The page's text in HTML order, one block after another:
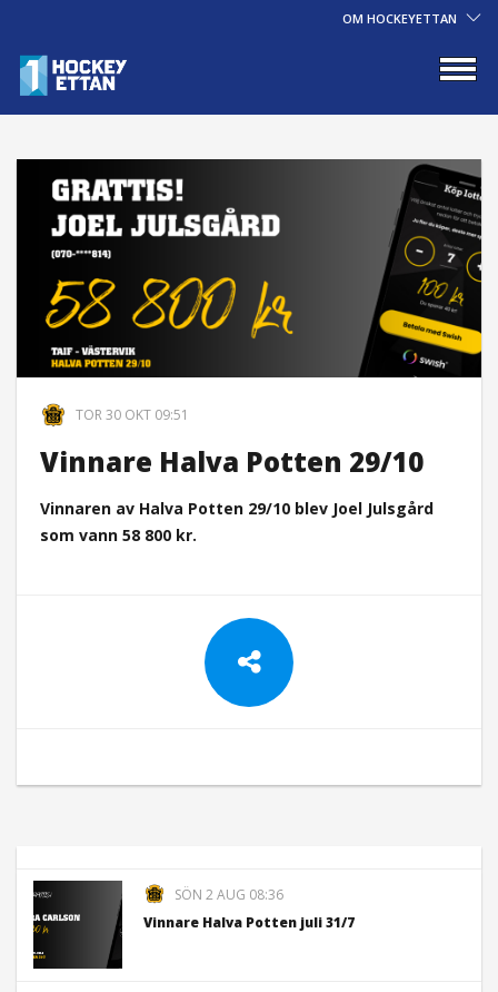
OM HOCKEYETTAN
TOR 30 OKT 09:51
Vinnare Halva Potten 29/10
Vinnaren av Halva Potten 29/10 blev Joel Julsgård
som vann 58 800kr.
SÖN 2 AUG 08:36
Vinnare Halva Potten juli 31/7